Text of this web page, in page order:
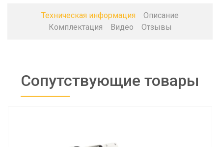
Техническая информация
Описание
Комплектация
Видео Отзывы
Сопутствующие товары